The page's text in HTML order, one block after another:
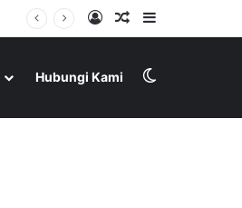
Log InRandom Article
Sidebar
Hubungi Kami